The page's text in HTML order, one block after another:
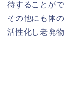
待することがで
その他にも体
活性化し老廃